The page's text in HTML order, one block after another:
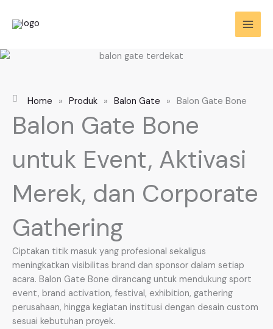
Home » Produk » Balon Gate » Balon Gate Bone
Balon Gate Bone
untuk Event, Aktivasi
Merek, dan Corporate
Gathering
Ciptakan titik masuk yang profesional sekaligus
meningkatkan visibilitas brand dan sponsor dalam setiap
acara. Balon Gate Bone dirancang untuk mendukung sport
event, brand activation, festival, exhibition, gathering
perusahaan, hingga kegiatan institusi dengan desain custom
sesuai kebutuhan proyek.